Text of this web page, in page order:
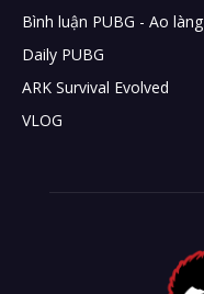
Bình luận PUBG - Ao làng
Daily PUBG
ARK Survival Evolved
VLOG